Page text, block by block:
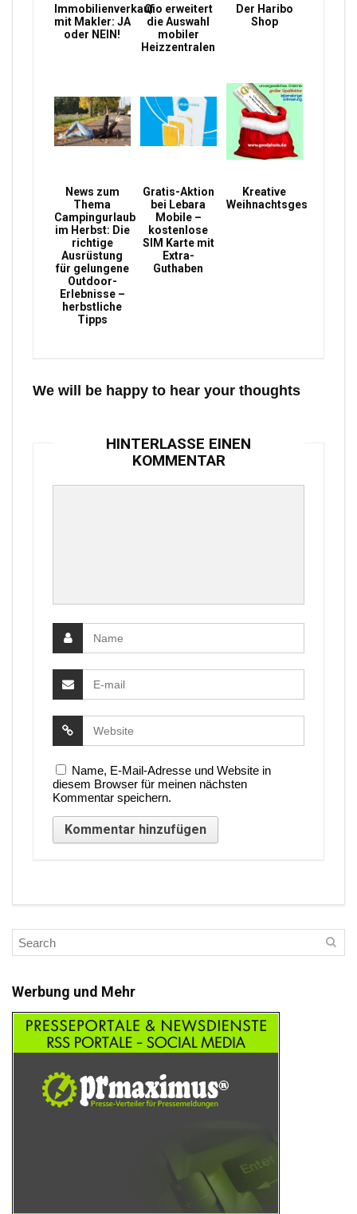
Immobilienverkauf
mit Makler: JA
oder NEIN!
Qio erweitert
die Auswahl
mobiler
Heizzentralen
Der Haribo
Shop
News zum
Thema
Campingurlaub
im Herbst: Die
richtige
Ausrüstung
für gelungene
Outdoor-
Erlebnisse –
herbstliche
Tipps
Gratis-Aktion
bei Lebara
Mobile –
kostenlose
SIM Karte mit
Extra-
Guthaben
Kreative
Weihnachtsgeschenke
We will be happy to hear your thoughts
HINTERLASSE EINEN
KOMMENTAR
Name, E-Mail-Adresse und Website in
diesem Browser für meinen nächsten
Kommentar speichern.
Werbung und Mehr